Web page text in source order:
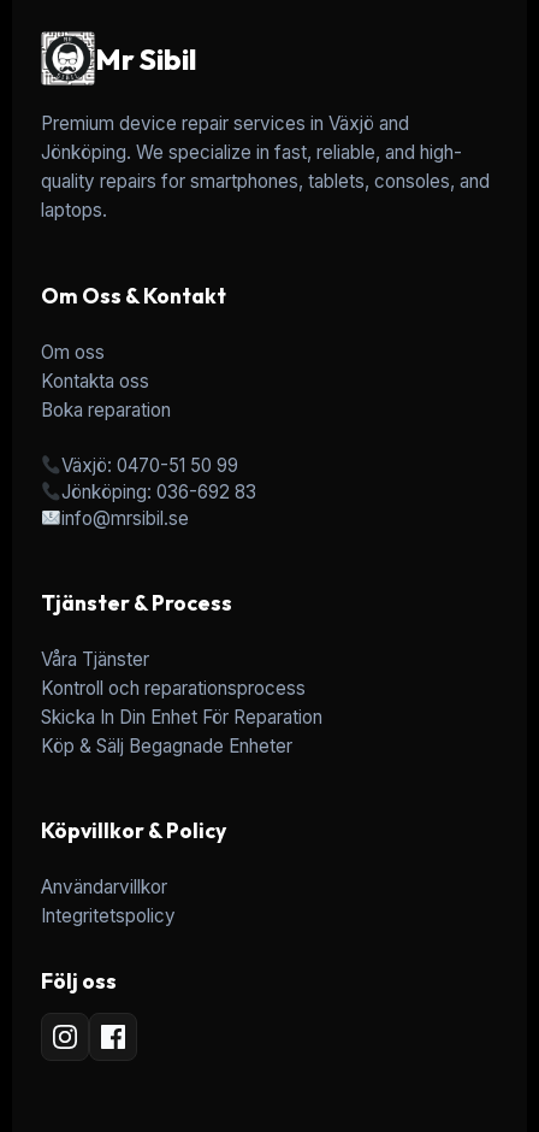
Mr Sibil
Premium device repair services in Växjö and
Jönköping. We specialize in fast, reliable, and high-
quality repairs for smartphones, tablets, consoles, and
laptops.
Om Oss & Kontakt
Om oss
Kontakta oss
Boka reparation
Växjö: 0470-51 50 99
Jönköping: 036-692 83
info@mrsibil.se
Tjänster & Process
Våra Tjänster
Kontroll och reparationsprocess
Skicka In Din Enhet För Reparation
Köp & Sälj Begagnade Enheter
Köpvillkor & Policy
Användarvillkor
Integritetspolicy
Följ oss